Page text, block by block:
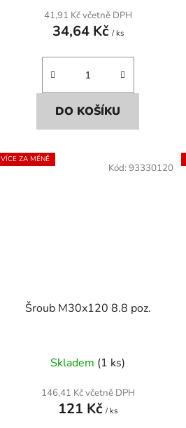
41,91 Kč včetně DPH
34,64 Kč / ks
DO KOŠÍKU
VÍCE ZA MÉNĚ
Šroub M30x120 8.8 poz.
Skladem (1 ks)
146,41 Kč včetně DPH
121 Kč/ ks
Kód: 93330120